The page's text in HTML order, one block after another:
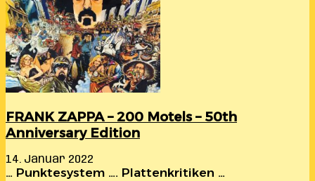
FRANK ZAPPA – 200 Motels – 50th
Anniversary Edition
14. Januar 2022
… Punktesystem …. Plattenkritiken …